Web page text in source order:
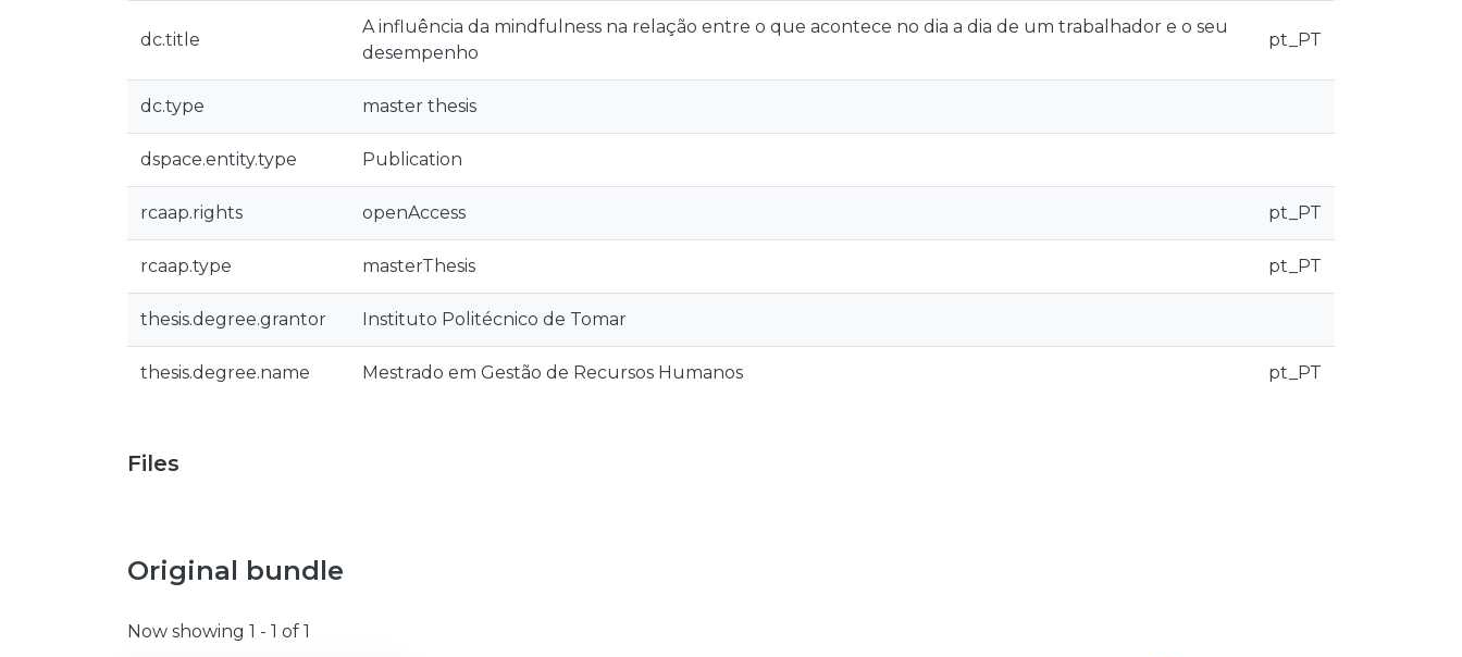
dc.title
A influência da mindfulness na relação entre o que acontece no dia a dia de um trabalhador e o seu
desempenho
pt_PT
dc.type master thesis
dspace.entity.type Publication
rcaap.rights openAccess pt_PT
rcaap.type masterThesis pt_PT
thesis.degree.grantor Instituto Politécnico de Tomar
thesis.degree.name Mestrado em Gestão de Recursos Humanos pt_PT
Files
Original bundle
Now showing 1 - 1 of 1